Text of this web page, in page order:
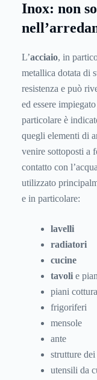
Inox: non
L’acciaio, in
metallica dotata di
resistenza e può
ed essere
particolare è
quegli elementi di
venire sottoposti a
contatto con
utilizzato
e in particolare:
lavelli
radiatori
cucine
tavoli e
piani cottura
frigoriferi
mensole
ante
strutture
utensili da